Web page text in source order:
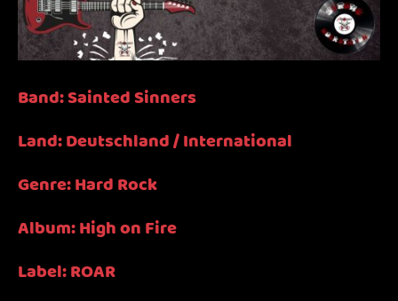
Band: Sainted Sinners
Land:Deutschland / International
Genre: Hard Rock
Album:High on Fire
Label:ROAR